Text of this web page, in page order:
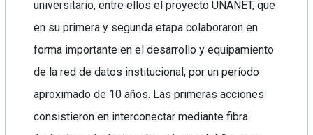
universitario, entre ellos el proyecto UNANET, que
en su primera y segunda etapa colaboraron en
forma importante en el desarrollo y equipamiento
de la red de datos institucional, por un período
aproximado de 10 años. Las primeras acciones
consistieron en interconectar mediante fibra